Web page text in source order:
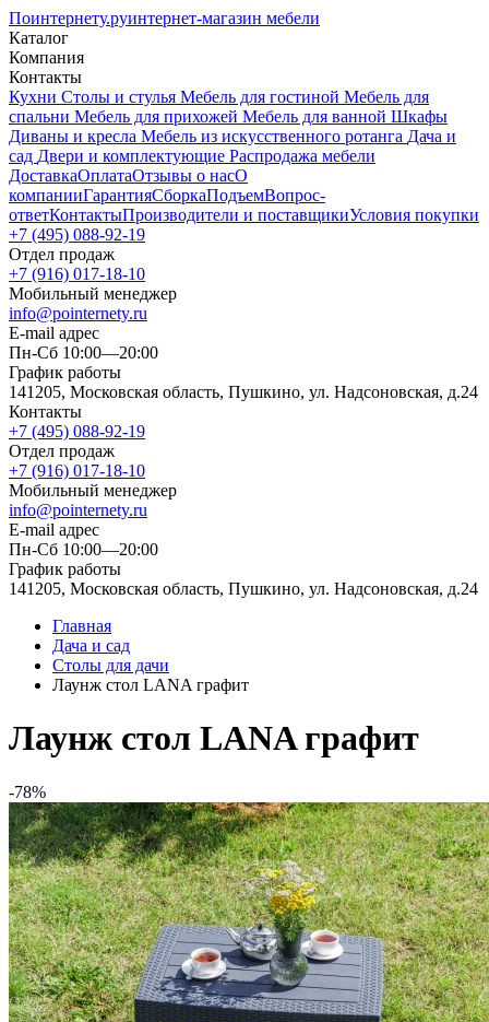
Поинтернету.руинтернет-магазин мебели
Каталог
Компания
Контакты
Кухни Столы и стулья Мебель для гостиной Мебель для
спальни Мебель для прихожей Мебель для ванной Шкафы
Диваны и кресла Мебель из искусственного ротанга Дача и
сад Двери и комплектующие Распродажа мебели
ДоставкаОплатаОтзывы о насО
компанииГарантияСборкаПодъемВопрос-
ответКонтактыПроизводители и поставщикиУсловия покупки
+7 (495) 088-92-19
Отдел продаж
+7 (916) 017-18-10
Мобильный менеджер
info@pointernety.ru
E-mail адрес
Пн-Сб 10:00—20:00
График работы
141205, Московская область, Пушкино, ул. Надсоновская, д.24
Контакты
+7 (495) 088-92-19
Отдел продаж
+7 (916) 017-18-10
Мобильный менеджер
info@pointernety.ru
E-mail адрес
Пн-Сб 10:00—20:00
График работы
141205, Московская область, Пушкино, ул. Надсоновская, д.24
Главная
Дача и сад
Столы для дачи
Лаунж стол LANA графит
Лаунж стол LANA графит
-78%